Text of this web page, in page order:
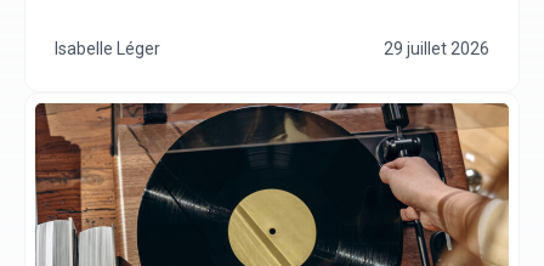
Isabelle Léger 29 juillet 2026